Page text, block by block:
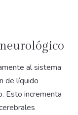
al sistema
de líquido
Esto incrementa